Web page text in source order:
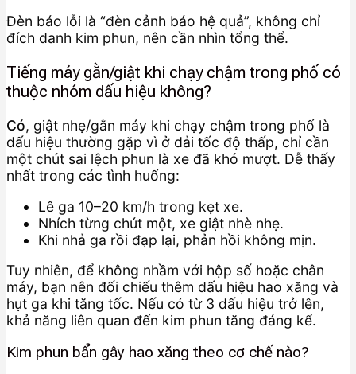
Đèn báo lỗi là “đèn cảnh báo hệ quả”, không chỉ
đích danh kim phun, nên cần nhìn tổng thể.
Tiếng máy gằn/giật khi chạy chậm trong phố có
thuộc nhóm dấu hiệu không?
Có, giật nhẹ/gằn máy khi chạy chậm trong phố là
dấu hiệu thường gặp vì ở dải tốc độ thấp, chỉ cần
một chút sai lệch phun là xe đã khó mượt. Dễ thấy
nhất trong các tình huống:
Lê ga 10–20 km/h trong kẹt xe.
Nhích từng chút một, xe giật nhè nhẹ.
Khi nhả ga rồi đạp lại, phản hồi không mịn.
Tuy nhiên, để không nhầm với hộp số hoặc chân
máy, bạn nên đối chiếu thêm dấu hiệu hao xăng và
hụt ga khi tăng tốc. Nếu có từ 3 dấu hiệu trở lên,
khả năng liên quan đến kim phun tăng đáng kể.
Kim phun bẩn gây hao xăng theo cơ chế nào?